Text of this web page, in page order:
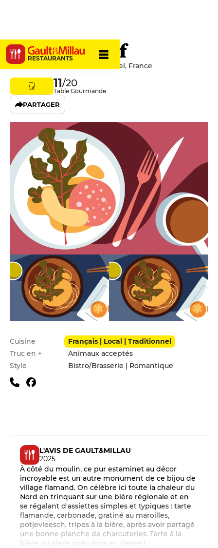
RESTAURANTS
T'Kasteelhof
8 Rue Saint-Nicolas, 59670 Cassel, France
11/20
Table Gourmande
PARTAGER
Infos pratiques
Cuisine
Français | Local | Traditionnel
Truc en +
Animaux acceptés
Style
Bistro/Brasserie | Romantique
L'AVIS DE GAULT&MILLAU
2025
À côté du moulin, ce pur estaminet au décor
incroyable est un autre monument de ce bijou de
village flamand. On célèbre ici toute la chaleur du
Nord en trinquant sur une bière régionale et en
se régalant d'assiettes simples et typiques : tarte
flamande, carbonade, gratiné au maroilles,
potjevleesch, tripes à la bière, après avoir partagé
une bonne planche de charcuteries. Tarte à la
bière ou glace spéculoos en dessert.